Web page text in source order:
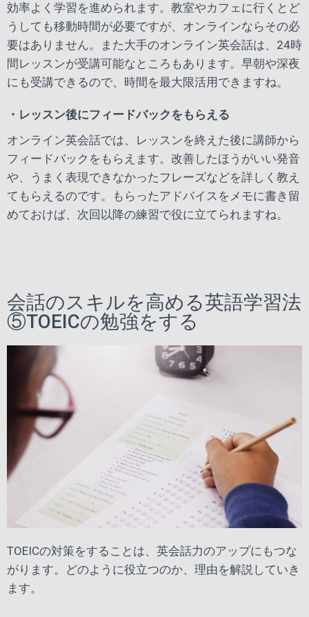
効率よく学習を進められます。教室やカフェに行くとど
うしても移動時間が必要ですが、オンラインならその必
要はありません。また大手のオンライン英会話は、24時
間レッスンが受講可能なところもあります。早朝や深夜
にも受講できるので、時間を最大限活用できますね。
・レッスン後にフィードバックをもらえる
オンライン英会話では、レッスンを終えた後に講師から
フィードバックをもらえます。改善したほうがいい発音
や、うまく表現できなかったフレーズなどを詳しく教え
てもらえるのです。もらったアドバイスをメモに書き留
めておけば、次回以降の練習で役に立てられますね。
会話のスキルを高める英語学習法
⑤TOEICの勉強をする
TOEICの対策をすることは、英会話力のアップにもつな
がります。どのように役立つのか、理由を解説していき
ます。